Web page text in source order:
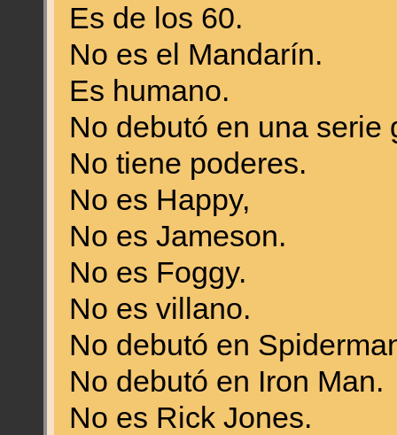
Es de los 60.
No es el Mandarín.
Es humano.
No debutó en una serie
No tiene poderes.
No es Happy,
No es Jameson.
No es Foggy.
No es villano.
No debutó en
No debutó en Iron Man.
No es Rick Jones.